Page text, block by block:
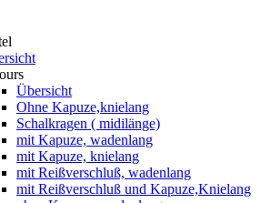
Übersicht
Ohne Kapuze,knielang
Schalkragen ( midilänge)
mit Kapuze, wadenlang
mit Kapuze, knielang
mit Reißverschluß, wadenlang
mit Reißverschluß und Kapuze,Knielang